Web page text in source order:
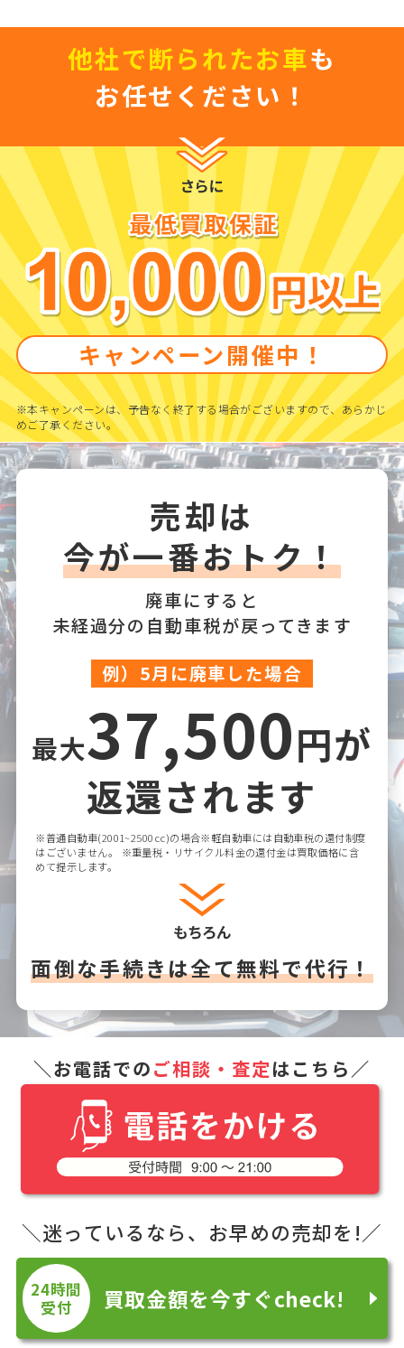
他社で断られたお車も
お任せください！
キャンペーン開催中！
※本キャンペーンは、予告なく終了する場合がございますので、あらかじ
めご了承ください。
売却は
今が一番おトク！
廃車にすると
未経過分の自動車税が戻ってきます
例）5月に廃車した場合
最大37,500円が
返還されます
※普通自動車(2001~2500cc)の場合※軽自動車には自動車税の還付制度
はございません。
※重量税・リサイクル料金の還付金は買取価格に含
めて提示します。
面倒な手続きは全て無料で代行！
＼お電話でのご相談・査定はこちら／
＼迷っているなら、お早めの売却を!／
24時間
受付
買取金額を今すぐcheck!